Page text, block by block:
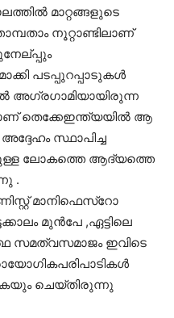
മാറ്റങ്ങളുടെ
നൂറ്റാണ്ടിലാണ്
പടപ്പുറപ്പാടുകള്‍
അഗ്രഗാമിയായിരുന്ന
തെക്കേഇന്ത്യയില്‍ ആ
സ്ഥാപിച്ച
ലോകത്തെ ആദ്യത്തെ
.
മാനിഫെസ്റോ
മുന്‍പേ ,ഏട്ടിലെ
സമത്വസമാജം ഇവിടെ
ചെയ്തിരുന്നു